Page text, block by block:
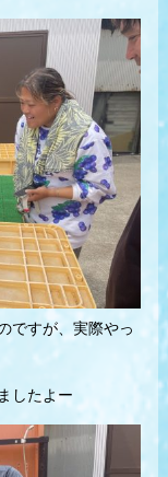
ですが、実際やっ
したよー